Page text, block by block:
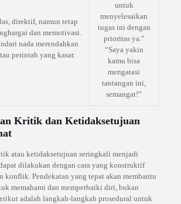
direktif, namun tetap
dan memotivasi.
nada merendahkan
perintah yang kasar.
untuk
menyelesaikan
tugas ini dengan
prioritas ya.”
“Saya yakin
kamu bisa
mengatasi
tantangan ini,
semangat!”
Kritik dan Ketidaksetujuan
atau ketidaksetujuan seringkali menjadi
dilakukan dengan cara yang konstruktif
konflik. Pendekatan yang tepat akan membantu
memahami dan memperbaiki diri, bukan
adalah langkah-langkah prosedural untuk